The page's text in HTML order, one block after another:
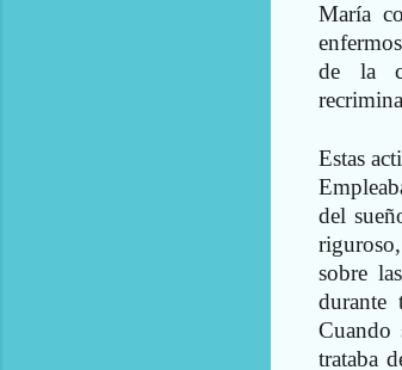
María
de la
Estas
del
sobre
durante
Cuando
trataba